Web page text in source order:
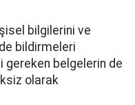
bilgilerini ve
bildirmeleri
gereken belgelerin de
olarak